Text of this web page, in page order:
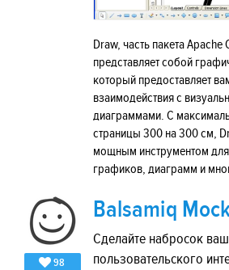
Draw, часть пакета Apache
представляет собой
который предоставляет
взаимодействия с
диаграммами. С
страницы 300 на 300 см,
мощным инструментом
графиков, диаграмм и
98
Balsamiq
Сделайте набросок
пользовательского